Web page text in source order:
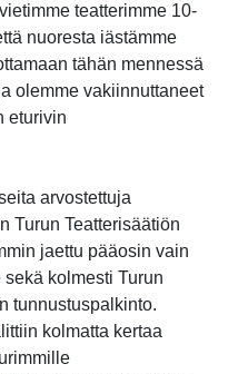
teatterimme 10-
nuoresta iästämme
tähän mennessä
olemme vakiinnuttaneet
eturivin
arvostettuja
Turun Teatterisäätiön
jaettu pääosin vain
kolmesti Turun
tunnustuspalkinto.
kolmatta kertaa